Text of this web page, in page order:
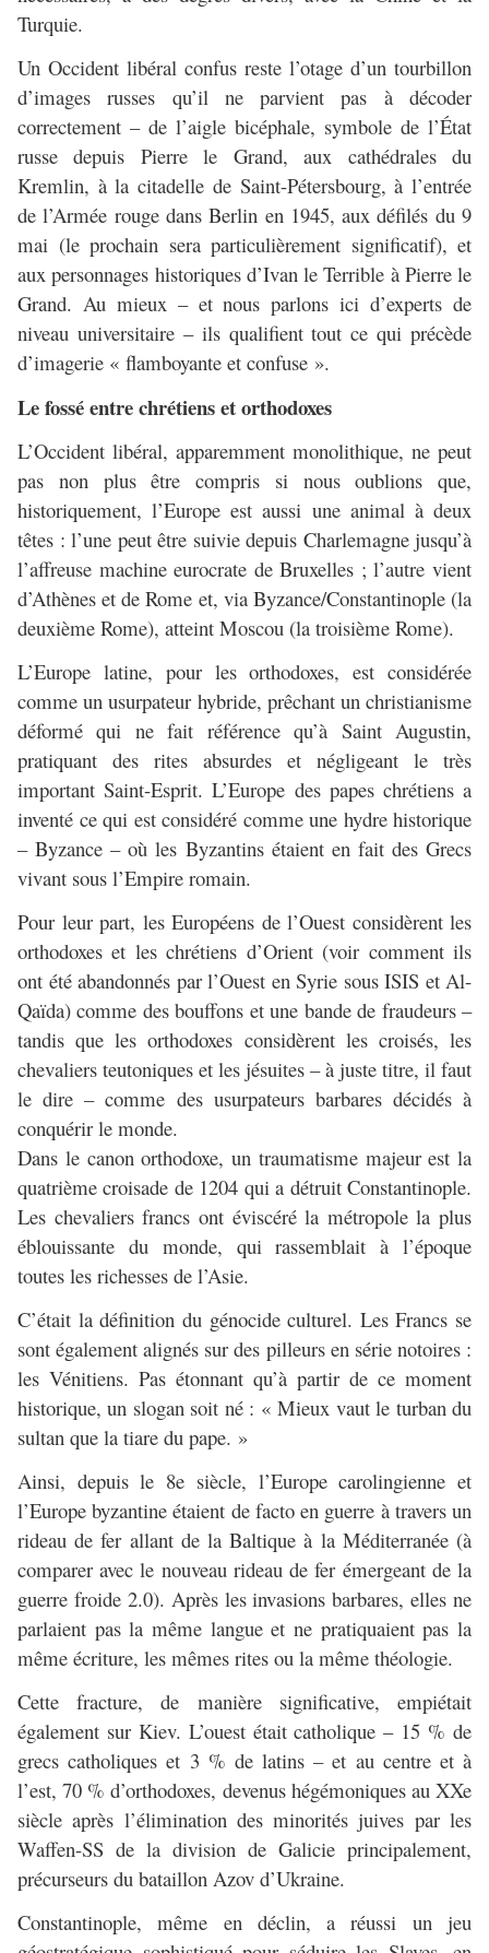
Turquie.
Un Occident libéral confus reste l’otage d’un tourbillon
d’images russes qu’il ne parvient pas à décoder
correctement – de l’aigle bicéphale, symbole de l’État
russe depuis Pierre le Grand, aux cathédrales du
Kremlin, à la citadelle de Saint-Pétersbourg, à l’entrée
de l’Armée rouge dans Berlin en 1945, aux défilés du 9
mai (le prochain sera particulièrement significatif), et
aux personnages historiques d’Ivan le Terrible à Pierre le
Grand. Au mieux – et nous parlons ici d’experts de
niveau universitaire – ils qualifient tout ce qui précède
d’imagerie « flamboyante et confuse ».
Le fossé entre chrétiens et orthodoxes
L’Occident libéral, apparemment monolithique, ne peut
pas non plus être compris si nous oublions que,
historiquement, l’Europe est aussi une animal à deux
têtes : l’une peut être suivie depuis Charlemagne jusqu’à
l’affreuse machine eurocrate de Bruxelles ; l’autre vient
d’Athènes et de Rome et, via Byzance/Constantinople (la
deuxième Rome), atteint Moscou (la troisième Rome).
L’Europe latine, pour les orthodoxes, est considérée
comme un usurpateur hybride, prêchant un christianisme
déformé qui ne fait référence qu’à Saint Augustin,
pratiquant des rites absurdes et négligeant le très
important Saint-Esprit. L’Europe des papes chrétiens a
inventé ce qui est considéré comme une hydre historique
– Byzance – où les Byzantins étaient en fait des Grecs
vivant sous l’Empire romain.
Pour leur part, les Européens de l’Ouest considèrent les
orthodoxes et les chrétiens d’Orient (voir comment ils
ont été abandonnés par l’Ouest en Syrie sous ISIS et Al-
Qaïda) comme des bouffons et une bande de fraudeurs –
tandis que les orthodoxes considèrent les croisés, les
chevaliers teutoniques et les jésuites – à juste titre, il faut
le dire – comme des usurpateurs barbares décidés à
conquérir le monde.
Dans le canon orthodoxe, un traumatisme majeur est la
quatrième croisade de 1204 qui a détruit Constantinople.
Les chevaliers francs ont éviscéré la métropole la plus
éblouissante du monde, qui rassemblait à l’époque
toutes les richesses de l’Asie.
C’était la définition du génocide culturel. Les Francs se
sont également alignés sur des pilleurs en série notoires :
les Vénitiens. Pas étonnant qu’à partir de ce moment
historique, un slogan soit né : « Mieux vaut le turban du
sultan que la tiare du pape. »
Ainsi, depuis le 8e siècle, l’Europe carolingienne et
l’Europe byzantine étaient de facto en guerre à travers un
rideau de fer allant de la Baltique à la Méditerranée (à
comparer avec le nouveau rideau de fer émergeant de la
guerre froide 2.0). Après les invasions barbares, elles ne
parlaient pas la même langue et ne pratiquaient pas la
même écriture, les mêmes rites ou la même théologie.
Cette fracture, de manière significative, empiétait
également sur Kiev. L’ouest était catholique – 15 % de
grecs catholiques et 3 % de latins – et au centre et à
l’est, 70 % d’orthodoxes, devenus hégémoniques au XXe
siècle après l’élimination des minorités juives par les
Waffen-SS de la division de Galicie principalement,
précurseurs du bataillon Azov d’Ukraine.
Constantinople, même en déclin, a réussi un jeu